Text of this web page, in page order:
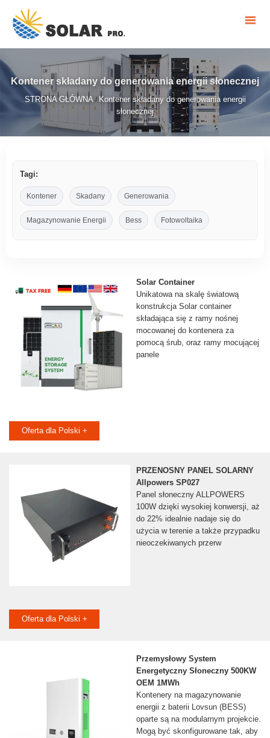
Kontener składany do generowania energii słonecznej
STRONA GŁÓWNA/ Kontener składany do generowania energii
słonecznej
Tagi:
Kontener Skadany Generowania
Magazynowanie Energii Bess Fotowoltaika
Solar Container
Unikatowa na skalę światową
konstrukcja Solar container
składająca się z ramy nośnej
mocowanej do kontenera za
pomocą śrub, oraz ramy mocującej
panele
Oferta dla Polski +
PRZENOSNY PANEL SOLARNY
Allpowers SP027
Panel słoneczny ALLPOWERS
100W dzięki wysokiej konwersji, aż
do 22% idealnie nadaje się do
użycia w terenie a także przypadku
nieoczekiwanych przerw
Oferta dla Polski +
Przemysłowy System
Energetyczny Słoneczny 500KW
OEM 1MWh
Kontenery na magazynowanie
energii z baterii Lovsun (BESS)
oparte są na modularnym projekcie.
Mogą być skonfigurowane tak, aby